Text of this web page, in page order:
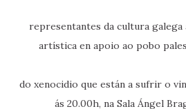
representantes da cultura galega
artística en apoio ao pobo
do xenocidio que están a sufrir o
ás 20.00h, na Sala Ángel